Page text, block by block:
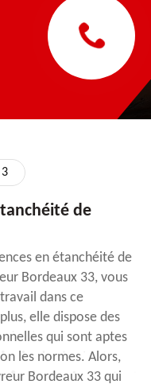
de
en étanchéité de
Bordeaux 33, vous
dans ce
elle dispose des
qui sont aptes
les normes. Alors,
Bordeaux 33 qui